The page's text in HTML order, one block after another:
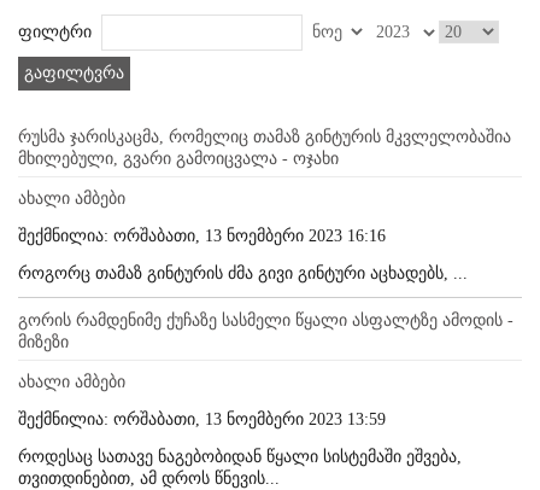
ფილტრი
გაფილტვრა
რუსმა ჯარისკაცმა, რომელიც თამაზ გინტურის მკვლელობაშია
მხილებული, გვარი გამოიცვალა - ოჯახი
ახალი ამბები
შექმნილია: ორშაბათი, 13 ნოემბერი 2023 16:16
როგორც თამაზ გინტურის ძმა გივი გინტური აცხადებს, ...
გორის რამდენიმე ქუჩაზე სასმელი წყალი ასფალტზე ამოდის -
მიზეზი
ახალი ამბები
შექმნილია: ორშაბათი, 13 ნოემბერი 2023 13:59
როდესაც სათავე ნაგებობიდან წყალი სისტემაში ეშვება,
თვითდინებით, ამ დროს წნევის...